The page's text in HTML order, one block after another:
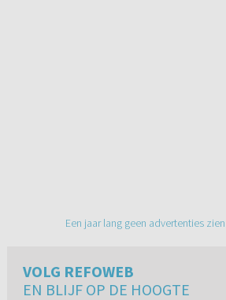
Een jaar lang geen advertenties
VOLG REFOWEB
EN BLIJF OP DE HOOGTE